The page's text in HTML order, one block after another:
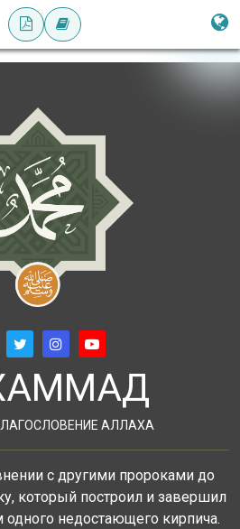
АЛЛАХА
с другими пророками до
который построил и завершил
недостающего кирпича.